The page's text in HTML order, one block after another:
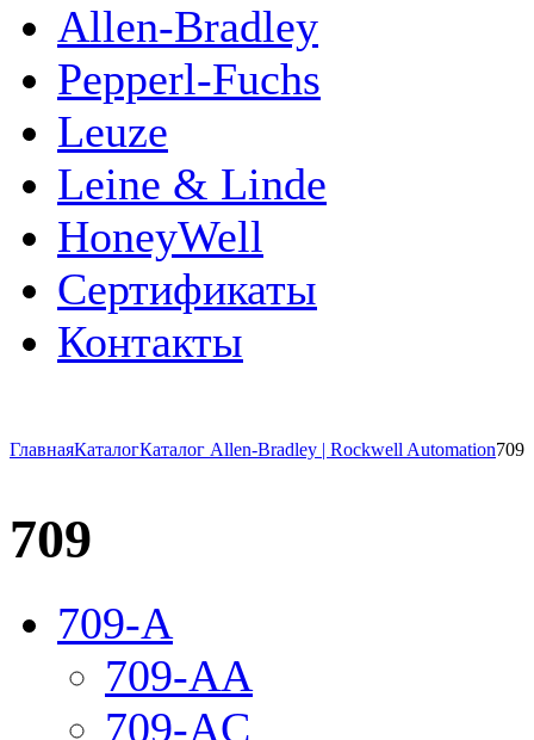
Allen-Bradley
Pepperl-Fuchs
Leuze
Leine & Linde
HoneyWell
Сертификаты
Контакты
ГлавнаяКаталогКаталог Allen-Bradley | Rockwell Automation709
709
709-A
709-AA
709-AC